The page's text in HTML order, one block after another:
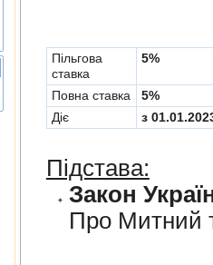
Пільгова
ставка
5%
Повна ставка
5%
Діє
з
Підстава:
Закон
Про Митний